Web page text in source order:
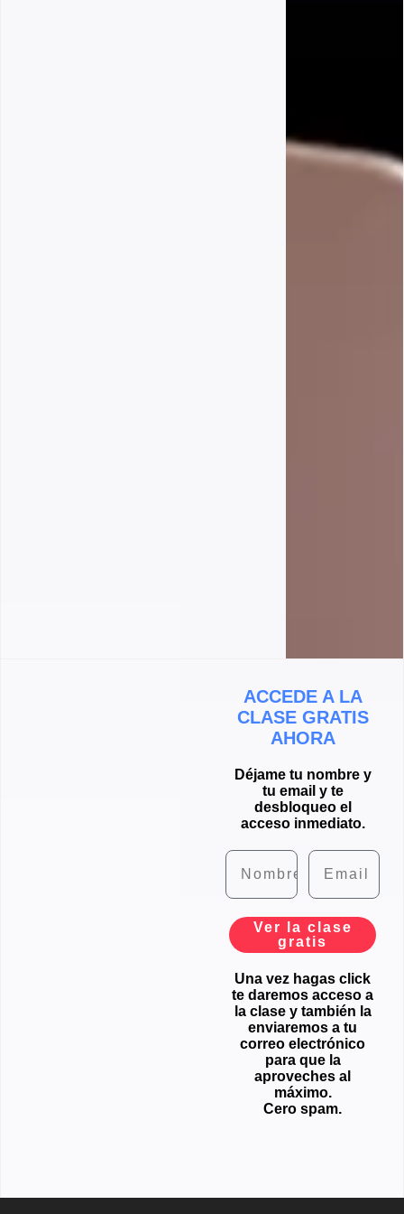
ACCEDE A LA
CLASE GRATIS
AHORA
Déjame tu nombre y
tu email y te
desbloqueo el
acceso inmediato.
Nombre Email
Ver la clase
gratis
Una vez hagas click
te daremos acceso a
la clase y también la
enviaremos a tu
correo electrónico
para que la
aproveches al
máximo.
Cero spam.